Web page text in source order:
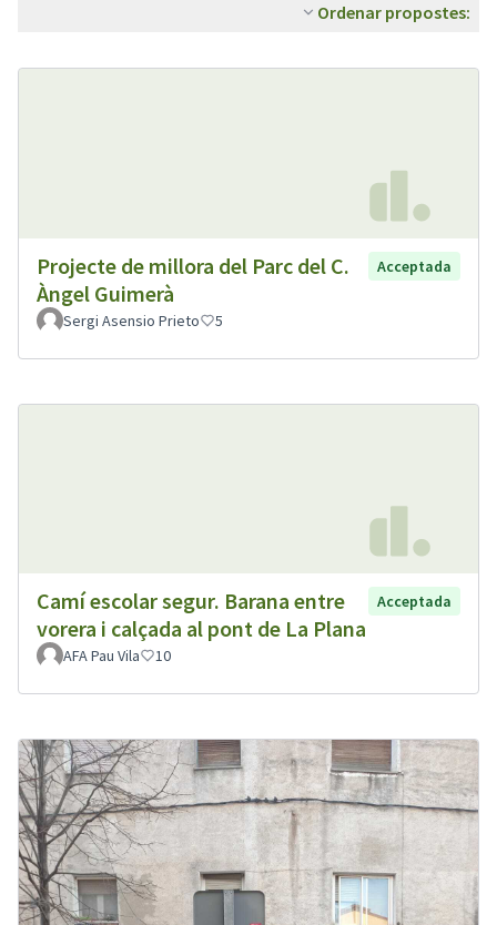
Ordenar propostes:
Projecte de millora del Parc del C.
Àngel Guimerà
Acceptada
Sergi Asensio Prieto 5
Camí escolar segur. Barana entre
vorera i calçada al pont de La Plana
Acceptada
AFA Pau Vila 10